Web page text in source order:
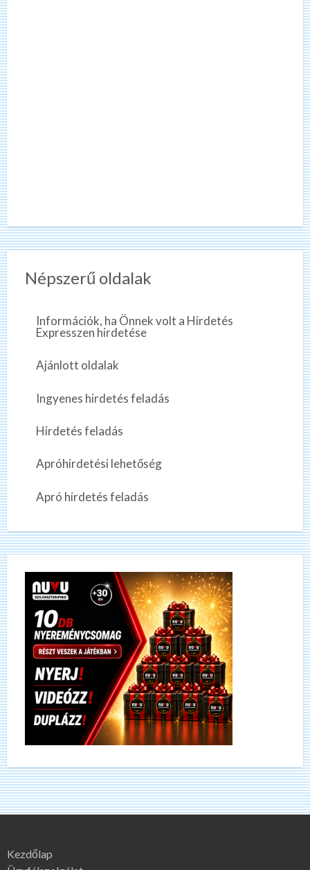
Népszerű oldalak
Információk, ha Önnek volt a Hirdetés
Expresszen hirdetése
Ajánlott oldalak
Ingyenes hirdetés feladás
Hirdetés feladás
Apróhirdetési lehetőség
Apró hirdetés feladás
Kezdőlap